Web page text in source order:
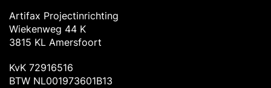
Artifax Projectinrichting
Wiekenweg 44 K
3815 KL Amersfoort
KvK 72916516
BTW NL001973601B13